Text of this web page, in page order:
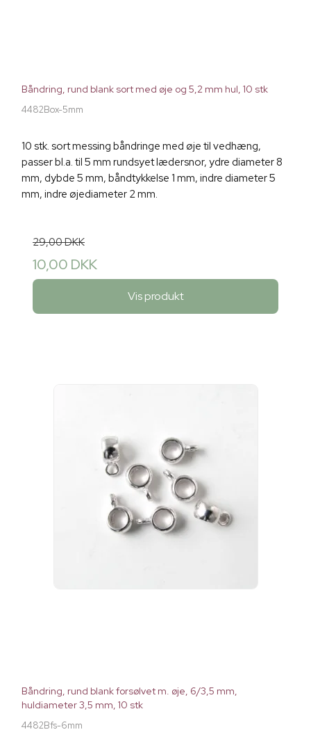
Båndring, rund blank sort med øje og 5,2 mm hul, 10 stk
4482Box-5mm
10 stk. sort messing båndringe med øje til vedhæng,
passer bl.a. til 5 mm rundsyet lædersnor, ydre diameter 8
mm, dybde 5 mm, båndtykkelse 1 mm, indre diameter 5
mm, indre øjediameter 2 mm.
29,00 DKK
10,00 DKK
Vis produkt
Båndring, rund blank forsølvet m. øje, 6/3,5 mm,
huldiameter 3,5 mm, 10 stk
4482Bfs-6mm